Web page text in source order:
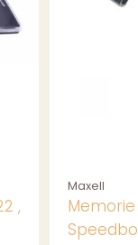
,
Maxell
Memorie